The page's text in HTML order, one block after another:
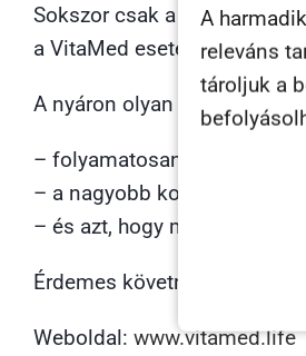
A
releváns
tároljuk a
Sokszor csak a jéghegy
a VitaMed esetében még
A nyáron olyan rendszerek
– folyamatosan az új vevőket,
– a nagyobb kosárértékkel
– és azt, hogy minél
Érdemes követni őket, vagy
Weboldal: www.vitamed.life